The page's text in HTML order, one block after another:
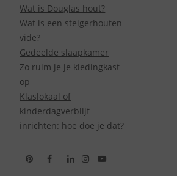
Wat is Douglas hout?
Wat is een steigerhouten
vide?
Gedeelde slaapkamer
Zo ruim je je kledingkast
op
Klaslokaal of
kinderdagverblijf
inrichten: hoe doe je dat?